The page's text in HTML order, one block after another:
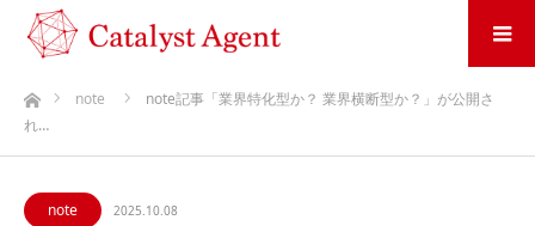
ホームnote
note記事「業界特化型か？ 業界横断型か？」が公開さ
れ…
note 2025.10.08